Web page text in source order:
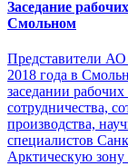
Заседание
Смольном
Представители АО
2018 года в
заседании
сотрудничества,
производства,
специалистов
Арктическую